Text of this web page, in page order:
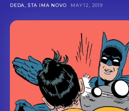
DEDA, ŠTA IMA NOVO MAY 12, 2019